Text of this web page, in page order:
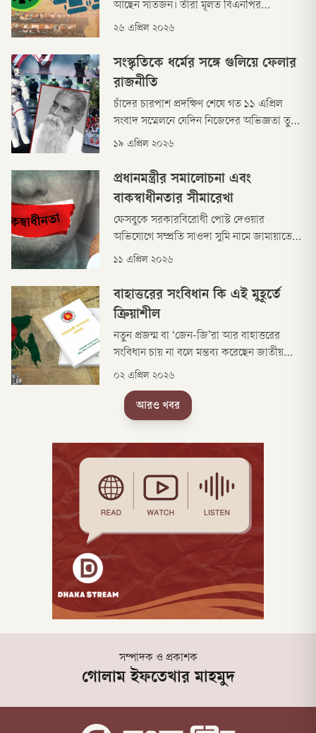
আছেন সাতজন। তাঁরা মূলত বিএনপির
রাজনীতির সঙ্গেই যুক্ত ছিলেন। সিদ্ধান্ত অমান্য
দলীয় মনোনয়ন না পেয়ে এককভাবে প্রার্থী হওয়ার
কারণে তাদেরকে ‘বিদ্রোহী প্রার্থী’ বলা হয়। যদিও
সংবিধান বা নির্বাচনি আইনে ‘বিদ্রোহী প্রার
২৬ এপ্রিল ২০২৬
সংস্কৃতিকে ধর্মের সঙ্গে গুলিয়ে ফেলার
রাজনীতি
চাঁদের চারপাশ প্রদক্ষিণ শেষে গত ১১ এপ্রিল
সংবাদ সম্মেলনে যেদিন নিজেদের অভিজ্ঞতা তুলে
ধরলেন আমেরিকার নভোচারীরা, সেদিনই
পীরকে পিটিয়ে হত্যা করেছে বাংলাদেশের কিছু
লোক।
১৯ এপ্রিল ২০২৬
প্রধানমন্ত্রীর সমালোচনা এবং
বাকস্বাধীনতার সীমারেখা
ফেসবুকে সরকারবিরোধী পোস্ট দেওয়ার
অভিযোগে সম্প্রতি সাওদা সুমি নামে জামায়াতের
এক নারী কর্মীকে গ্রেপ্তার নিয়ে আলোচনা-
সমর্থকরা এই আটককে বাকস্বাধীনতায় হস্তক্ষেপ
বলে দাবি করেছেন।
১১ এপ্রিল ২০২৬
বাহাত্তরের সংবিধান কি এই ‍মুহূর্তে
ক্রিয়াশীল
নতুন প্রজন্ম বা ‘জেন-জি’রা আর বাহাত্তরের
সংবিধান চায় না বলে মন্তব্য করেছেন জাতীয়
নাগরিক পার্টি-এনসিপির সংসদ সদস্য আব্দুল
মুলতবি প্রস্তাবের ওপর আলোচনায় অংশ নিয়ে
তিনি নিজেকে জেন-জি প্রজন্মের প্রতিনিধি দাবি
বাংলাদেশে
০২ এপ্রিল ২০২৬
আরও খবর
সম্পাদক ও প্রকাশক
গোলাম ইফতেখার মাহমুদ